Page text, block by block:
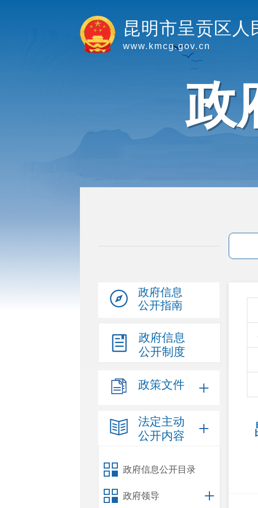
昆明市呈贡区人
www.kmcg.gov.cn
政
政府信息
公开指南
政府信息
公开制度
政策文件
法定主动
公开内容
政府信息公开目录
政府领导